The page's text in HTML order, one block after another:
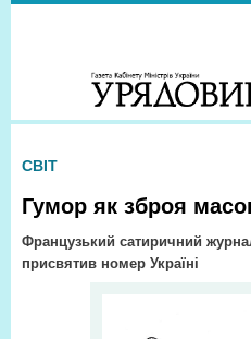
СВІТ
Гумор як зброя
Французький сатиричний
присвятив номер Україні